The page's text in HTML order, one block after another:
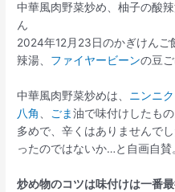
中華風肉野菜炒め、柚子の酸
ん
2024年12月23日のかぎけんご
辣湯、 ファイヤービーンの豆ご
中華風肉野菜炒めは、 ニンニク
八角
ごま油で味付けしたも
多めで、辛くはありませんで
ったのではないか…と自画自賛
炒め物のコツは味付けは一番